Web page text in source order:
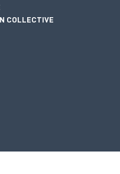
COLLECTIVE